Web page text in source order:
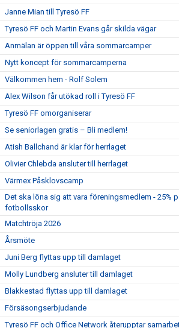
Janne Mian till Tyresö FF
Tyresö FF och Martin Evans går skilda vägar
Anmälan är öppen till våra sommarcamper
Nytt koncept för sommarcamperna
Välkommen hem - Rolf Solem
Alex Wilson får utökad roll i Tyresö FF
Tyresö FF omorganiserar
Se seniorlagen gratis – Bli medlem!
Atish Ballchand är klar för herrlaget
Olivier Chlebda ansluter till herrlaget
Värmex Påsklovscamp
Det ska löna sig att vara föreningsmedlem - 25%
fotbollsskor
Matchtröja 2026
Årsmöte
Juni Berg flyttas upp till damlaget
Molly Lundberg ansluter till damlaget
Blakkestad flyttas upp till damlaget
Försäsongserbjudande
Tyresö FF och Office Network återupptar